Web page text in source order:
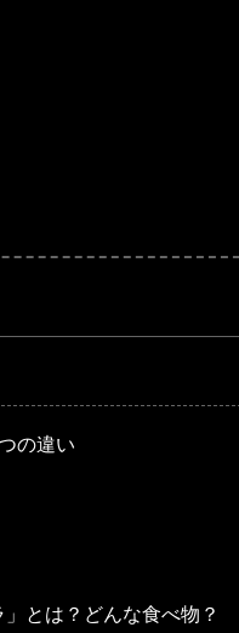
の違い
とは？どんな食べ物？